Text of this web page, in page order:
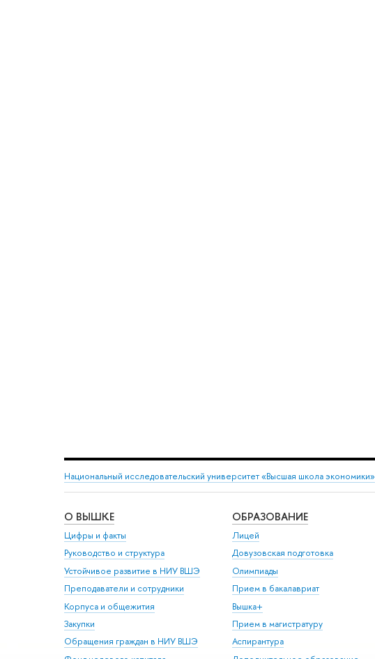
Национальный исследовательский университет «Высшая школа экономики»
О ВЫШКЕ
Цифры и факты
Руководство и структура
Устойчивое развитие в НИУ ВШЭ
Преподаватели и сотрудники
Корпуса и общежития
Закупки
Обращения граждан в НИУ ВШЭ
ОБРАЗОВАНИЕ
Лицей
Довузовская подготовка
Олимпиады
Прием в бакалавриат
Вышка+
Прием в магистратуру
Аспирантура